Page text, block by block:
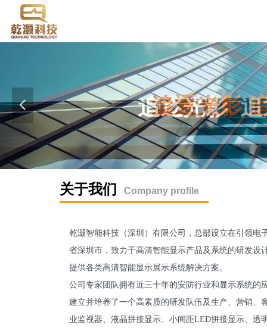
追逐光影
넳
乾灏智能科技（深圳）有限公司，总部设立在引领电
省深圳市，致力于高清智能显示产品及系统的研发设
提供各类高清智能显示展示系统解决方案。
公司专家团队拥有近三十年的安防行业和显示系统的
建立并培养了一个高素质的研发队伍及生产、营销、
业监视器、液晶拼接显示、小间距LED拼接显示、透
关于我们 Company profile